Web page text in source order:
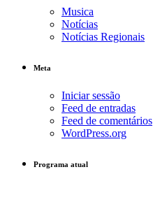
Musica
Notícias
Notícias Regionais
Meta
Iniciar sessão
Feed de entradas
Feed de comentários
WordPress.org
Programa atual